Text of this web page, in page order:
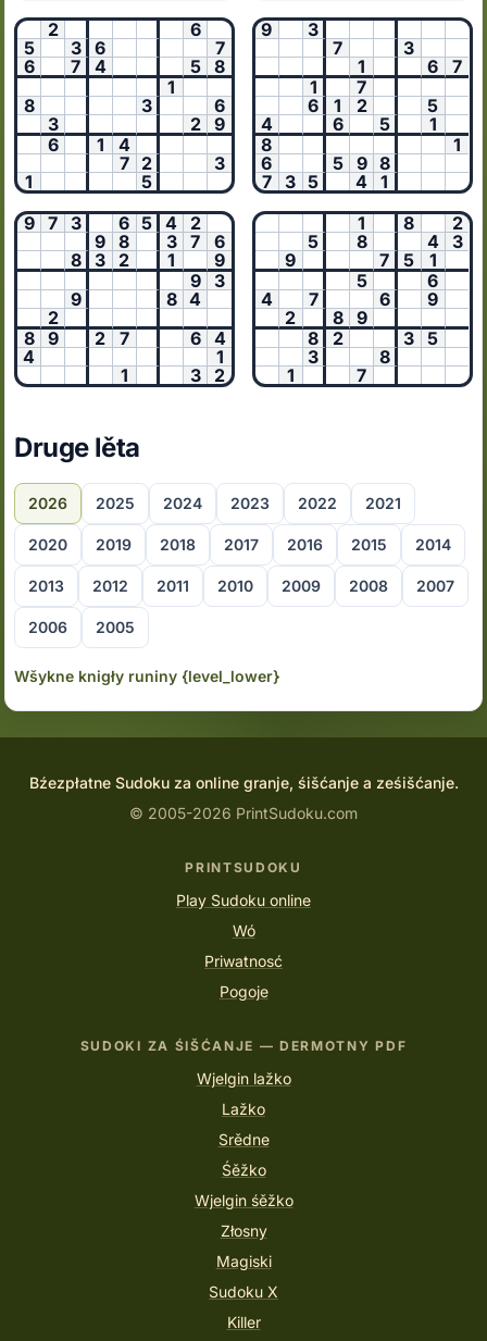
2
6
5
3 6
7
6
7 4 5
8
1
8
3
6
3
2
9
6
1
4
7
2
3
1
5
9
3
7
3
1
6
7
1
7
6
1 2
5
4
6 5
1
8
1
6
5 9 8
7
3 5 4
1
9
7 3 6 5 4
2
9
8 3 7
6
8
3 2 1
9
9
3
9
8 4
2
8
9 2 7 6
4
4
1
1
3 2
1 8
2
5
8 4
3
9
7 5
1
5
6
4
7 6
9
2
8
9
8
2 3
5
3
8
1
7
Druge lěta
2026 2025 2024 2023 2022 2021
2020 2019 2018 2017 2016 2015 2014
2013 2012 2011 2010 2009 2008 2007
2006 2005
Wšykne knigły runiny {level_lower}
Bźezpłatne Sudoku za online granje, śišćanje a ześišćanje.
© 2005-2026 PrintSudoku.com
PRINTSUDOKU
Play Sudoku online
Wó
Priwatnosć
Pogoje
SUDOKI ZA ŚIŠĆANJE — DERMOTNY PDF
Wjelgin lažko
Lažko
Srědne
Śěžko
Wjelgin śěžko
Złosny
Magiski
Sudoku X
Killer